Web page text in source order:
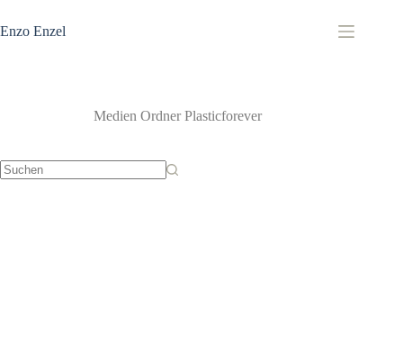
Inhalt
springen
Enzo Enzel
Medien OrdnerPlasticforever